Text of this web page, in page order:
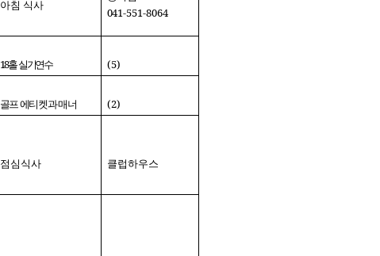
아침 식사
041-551-8064
18홀실기연수 (5)
골프에티켓과매너 (2)
점심식사 클럽하우스